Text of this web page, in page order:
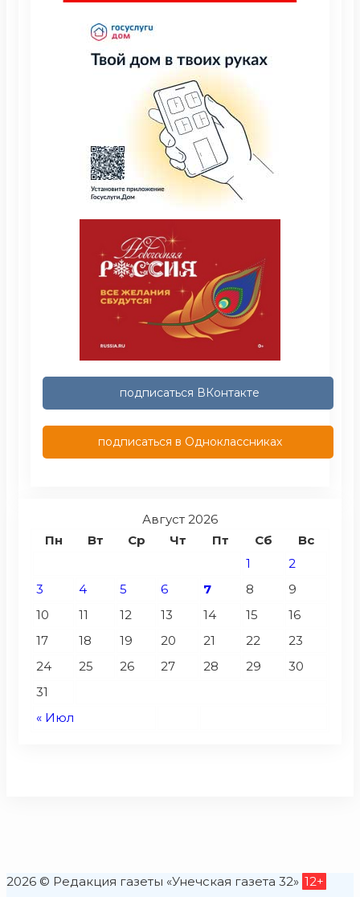
подписаться ВКонтакте
подписаться в Одноклассниках
Август 2026
Пн
Вт Ср Чт Пт Сб Вс
« Июл
1
2
3
4 5 6 7 8
9
10
11 12 13 14 15
16
17
18 19 20 21 22
23
24
25 26 27 28 29
30
31
2026 © Редакция газеты «Унечская газета 32» 12+